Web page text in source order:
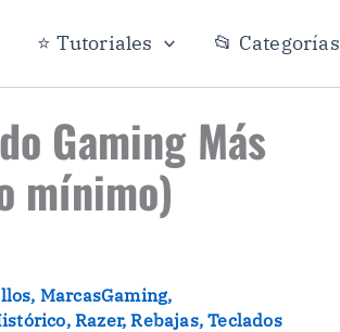
⭐ Tutoriales 📂 Categorías
Gaming Más
mínimo)
, MarcasGaming,
,Razer,Rebajas,Teclados